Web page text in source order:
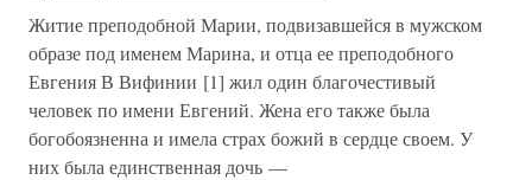
Житие преподобной Марии, подвизавшейся в мужском
образе под именем Марина, и отца ее преподобного
Евгения В Вифинии [1] жил один благочестивый
человек по имени Евгений. Жена его также была
богобоязненна и имела страх божий в сердце своем. У
них была единственная дочь —